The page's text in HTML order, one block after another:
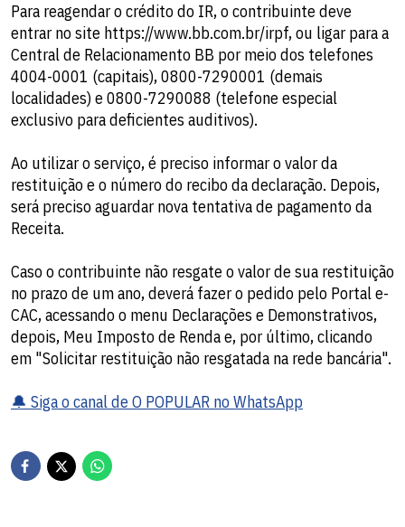
Para reagendar o crédito do IR, o contribuinte deve
entrar no site https://www.bb.com.br/irpf, ou ligar para a
Central de Relacionamento BB por meio dos telefones
4004-0001 (capitais), 0800-7290001 (demais
localidades) e 0800-7290088 (telefone especial
exclusivo para deficientes auditivos).
Ao utilizar o serviço, é preciso informar o valor da
restituição e o número do recibo da declaração. Depois,
será preciso aguardar nova tentativa de pagamento da
Receita.
Caso o contribuinte não resgate o valor de sua restituição
no prazo de um ano, deverá fazer o pedido pelo Portal e-
CAC, acessando o menu Declarações e Demonstrativos,
depois, Meu Imposto de Renda e, por último, clicando
em "Solicitar restituição não resgatada na rede bancária".
🔔 Siga o canal de O POPULAR no WhatsApp